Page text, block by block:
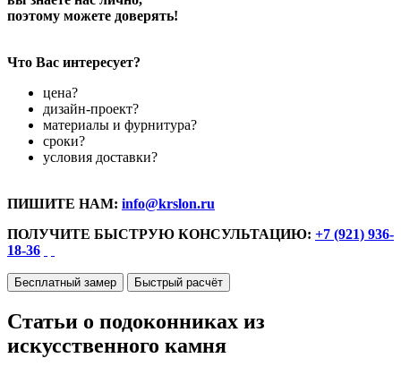
поэтому можете доверять!
Что Вас интересует?
цена?
дизайн-проект?
материалы и фурнитура?
сроки?
условия доставки?
ПИШИТЕ НАМ: info@krslon.ru
ПОЛУЧИТЕ БЫСТРУЮ КОНСУЛЬТАЦИЮ: +7 (921) 936-
18-36
Бесплатный замер Быстрый расчёт
Статьи о подоконниках из
искусственного камня